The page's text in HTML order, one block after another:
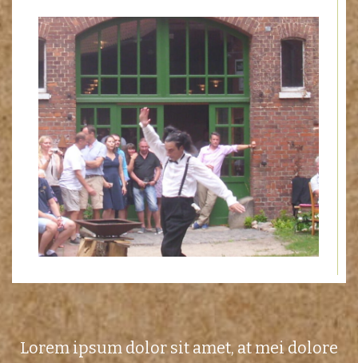
LitaraTierisches
Tommies Tea Time
Super 8 Fußballshow
Leselust
Cinema del Sol
…
Lorem ipsum dolor sit amet, at mei dolore